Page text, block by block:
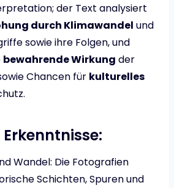
der Text analysiert
durch Klimawandel und
sowie ihre Folgen, und
bewahrende Wirkung der
Chancen für kulturelles
Wandel: Die Fotografien
Schichten, Spuren und